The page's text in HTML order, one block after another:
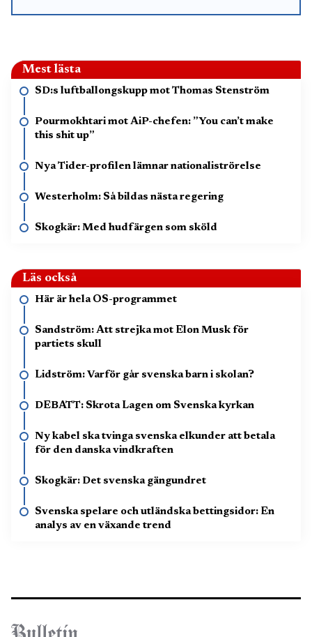
Mest lästa
SD:s luftballongskupp mot Thomas Stenström
Pourmokhtari mot AiP-chefen: ”You can’t make
this shit up”
Nya Tider-profilen lämnar nationaliströrelse
Westerholm: Så bildas nästa regering
Skogkär: Med hudfärgen som sköld
Läs också
Här är hela OS-programmet
Sandström: Att strejka mot Elon Musk för
partiets skull
Lidström: Varför går svenska barn i skolan?
DEBATT: Skrota Lagen om Svenska kyrkan
Ny kabel ska tvinga svenska elkunder att betala
för den danska vindkraften
Skogkär: Det svenska gängundret
Svenska spelare och utländska bettingsidor: En
analys av en växande trend